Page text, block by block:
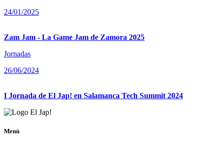
24/01/2025
Zam Jam - La Game Jam de Zamora 2025
Jornadas
26/06/2024
I Jornada de El Jap! en Salamanca Tech Summit 2024
Menú